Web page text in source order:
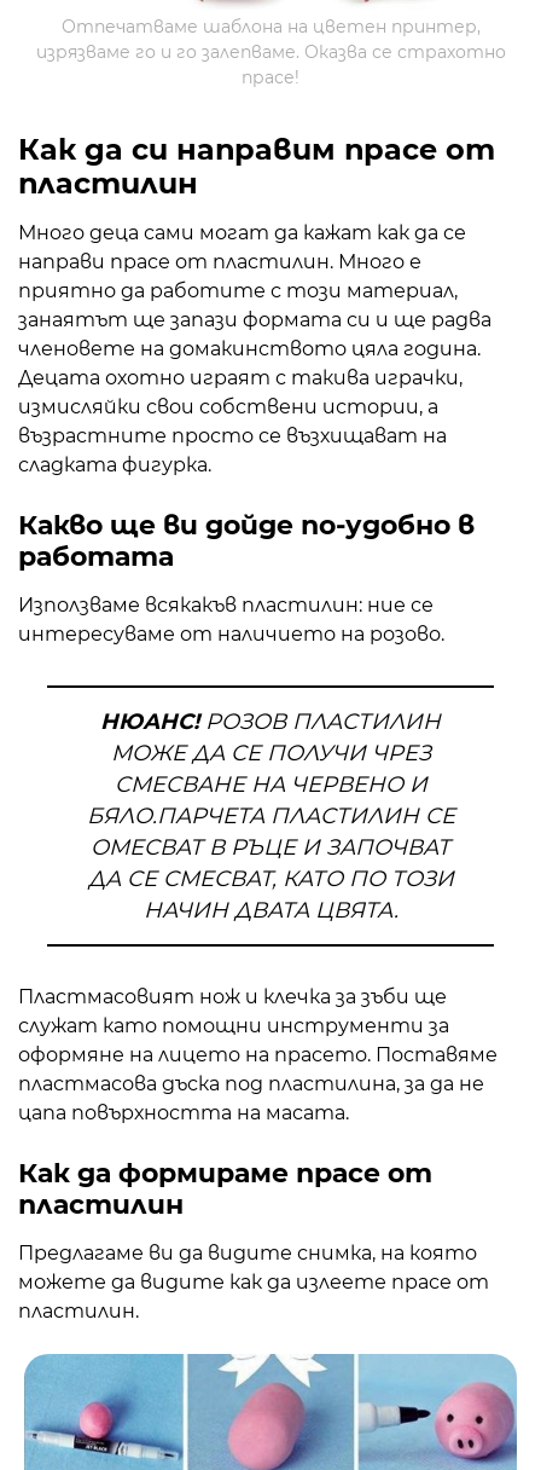
Отпечатваме шаблона на цветен принтер,
изрязваме го и го залепваме. Оказва се страхотно
прасе!
Как да си направим прасе от
пластилин
Много деца сами могат да кажат как да се
направи прасе от пластилин. Много е
приятно да работите с този материал,
занаятът ще запази формата си и ще радва
членовете на домакинството цяла година.
Децата охотно играят с такива играчки,
измисляйки свои собствени истории, а
възрастните просто се възхищават на
сладката фигурка.
Какво ще ви дойде по-удобно в
работата
Използваме всякакъв пластилин: ние се
интересуваме от наличието на розово.
НЮАНС!РОЗОВ ПЛАСТИЛИН
МОЖЕ ДА СЕ ПОЛУЧИ ЧРЕЗ
СМЕСВАНЕ НА ЧЕРВЕНО И
БЯЛО.ПАРЧЕТА ПЛАСТИЛИН СЕ
ОМЕСВАТ В РЪЦЕ И ЗАПОЧВАТ
ДА СЕ СМЕСВАТ, КАТО ПО ТОЗИ
НАЧИН ДВАТА ЦВЯТА.
Пластмасовият нож и клечка за зъби ще
служат като помощни инструменти за
оформяне на лицето на прасето. Поставяме
пластмасова дъска под пластилина, за да не
цапа повърхността на масата.
Как да формираме прасе от
пластилин
Предлагаме ви да видите снимка, на която
можете да видите как да излеете прасе от
пластилин.